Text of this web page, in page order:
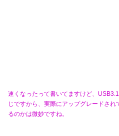
速くなったって書いてますけど、
じですから、実際にアップグレードさ
るのかは微妙ですね。